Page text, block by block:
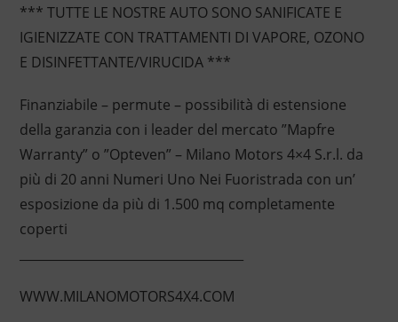
*** TUTTE LE NOSTRE AUTO SONO SANIFICATE E
IGIENIZZATE CON TRATTAMENTI DI VAPORE, OZONO
E DISINFETTANTE/VIRUCIDA ***
Finanziabile – permute – possibilità di estensione
della garanzia con i leader del mercato ”Mapfre
Warranty” o ”Opteven” – Milano Motors 4×4 S.r.l. da
più di 20 anni Numeri Uno Nei Fuoristrada con un’
esposizione da più di 1.500 mq completamente
coperti
WWW.MILANOMOTORS4X4.COM